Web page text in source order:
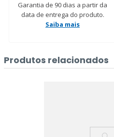
Garantia de 90 dias a partir da
data de entrega do produto.
Saiba mais
Produtos relacionados